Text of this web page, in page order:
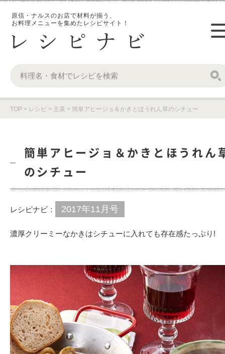
原信・ナルスのお店で材料が揃う、
お料理メニューを集めたレシピサイト！
TOP > レシピ > 主菜 > 簡単アヒージョ＆かきとほうれん草のシチュー
簡単アヒージョ＆かきとほうれん
のシチュー
レシピナビ： 2017年11月号
濃厚クリーミーなかきはシチューに入れても存在感たっぷり!